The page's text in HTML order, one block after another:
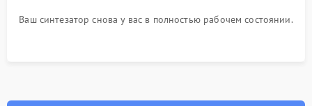
Ваш синтезатор снова у вас в полностью рабочем состоянии.